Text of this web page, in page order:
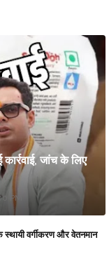
जांच के लिए
PM
स्थायी वर्गीकरण और वेतनमान